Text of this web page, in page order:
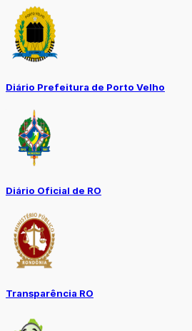
Diário Prefeitura de Porto Velho
Diário Oficial de RO
Transparência RO